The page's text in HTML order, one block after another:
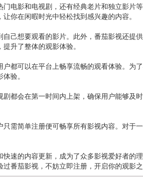
电影和电视剧，还有经典老片和独立影片
你在闲暇时光中轻松找到感兴趣的内容。
己想要观看的影片。此外，番茄影视还提
升了整体的观影体验。
都可以在平台上畅享流畅的观看体验。为
验。
都会在第一时间内上架，确保用户能够及
需简单注册便可畅享所有影视内容。对于
速的内容更新，成为了众多影视爱好者的
番茄影视，不妨立即注册，开启你的观影之